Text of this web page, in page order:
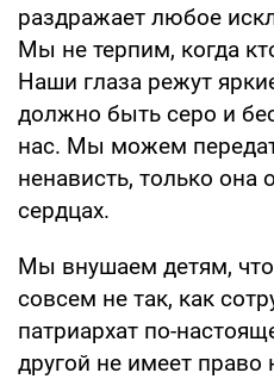
раздражает любое
Мы не терпим, когда
Наши глаза режут
должно быть серо и
нас. Мы можем
ненависть, только она
сердцах.
Мы внушаем детям,
совсем не так, как
патриархат по-
другой не имеет право